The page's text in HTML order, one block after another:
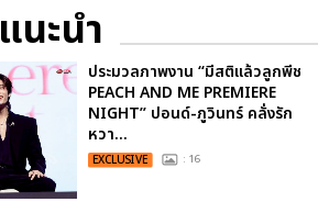
แนะนำ
ประมวลภาพงาน “มีสติแล้วลูกพีช
PEACH AND ME PREMIERE
NIGHT” ปอนด์-ภูวินทร์ คลั่งรัก
หวา...
EXCLUSIVE : 16